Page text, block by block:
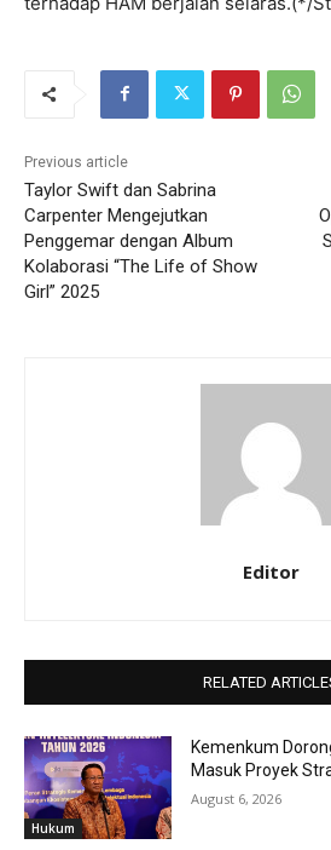
Previous article
Taylor Swift dan Sabrina
Carpenter Mengejutkan
Penggemar dengan Album
Kolaborasi “The Life of Show
Girl” 2025
Editor
RELATED
Hukum
Kemenkum
Masuk Proyek
August 6, 2026